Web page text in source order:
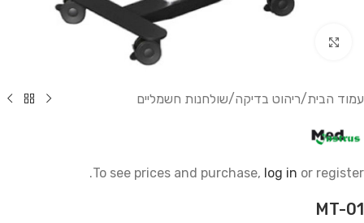
עמוד הבית/ריהוט בדיקה/שולחנות חשמליים
To see prices and purchase, log in or register.
MT-01